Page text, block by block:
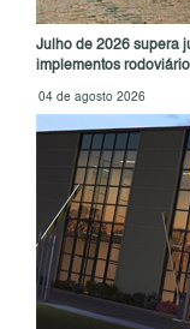
Julho de 2026 supera
implementos
04 de agosto 2026